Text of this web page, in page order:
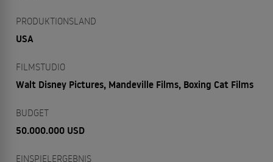
PRODUKTIONSLAND
USA
FILMSTUDIO
Walt Disney Pictures, Mandeville Films, Boxing Cat Films
BUDGET
50.000.000 USD
EINSPIELERGEBNIS